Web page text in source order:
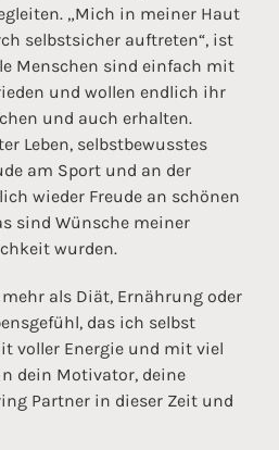
„Mich in meiner Haut
selbstsicher auftreten“, ist
Menschen sind einfach mit
und wollen endlich ihr
und auch erhalten.
Leben, selbstbewusstes
am Sport und an der
wieder Freude an schönen
sind Wünsche meiner
wurden.
als Diät, Ernährung oder
das ich selbst
voller Energie und mit viel
dein Motivator, deine
Partner in dieser Zeit und